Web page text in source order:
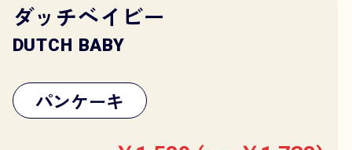
ダッチベイビー
DUTCH BABY
パンケーキ